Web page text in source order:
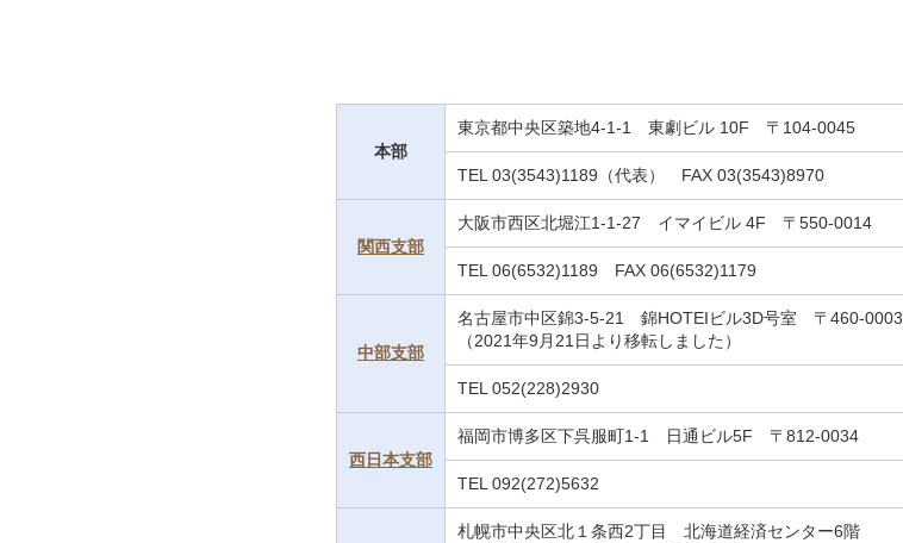
本部
東京都中央区築地4-1-1 東劇ビル 10F 〒104-0045
TEL 03(3543)1189（代表） FAX 03(3543)8970
関西支部
大阪市西区北堀江1-1-27 イマイビル 4F 〒550-0014
TEL 06(6532)1189 FAX 06(6532)1179
中部支部
名古屋市中区錦3-5-21 錦HOTEIビル3D号室 〒460-0003
（2021年9月21日より移転しました）
TEL 052(228)2930
西日本支部
福岡市博多区下呉服町1-1 日通ビル5F 〒812-0034
TEL 092(272)5632
札幌市中央区北１条西2丁目 北海道経済センター6階